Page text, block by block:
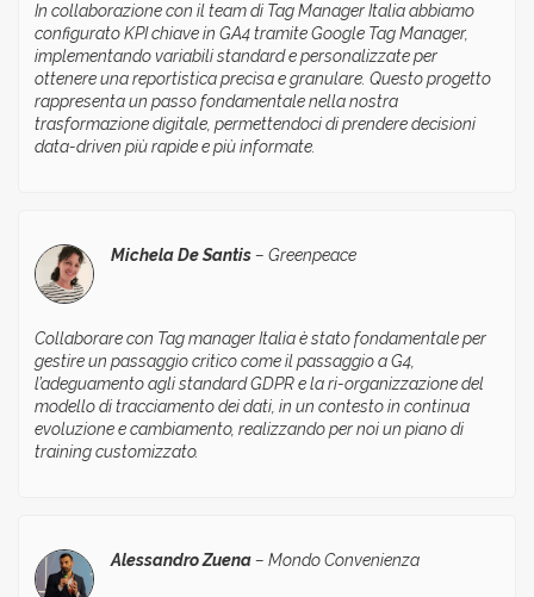
In collaborazione con il team di Tag Manager Italia abbiamo
configurato KPI chiave in GA4 tramite Google Tag Manager,
implementando variabili standard e personalizzate per
ottenere una reportistica precisa e granulare. Questo progetto
rappresenta un passo fondamentale nella nostra
trasformazione digitale, permettendoci di prendere decisioni
data-driven più rapide e più informate.
Michela De Santis– Greenpeace
Collaborare con Tag manager Italia è stato fondamentale per
gestire un passaggio critico come il passaggio a G4,
l’adeguamento agli standard GDPR e la ri-organizzazione del
modello di tracciamento dei dati, in un contesto in continua
evoluzione e cambiamento, realizzando per noi un piano di
training customizzato.
Alessandro Zuena– Mondo Convenienza